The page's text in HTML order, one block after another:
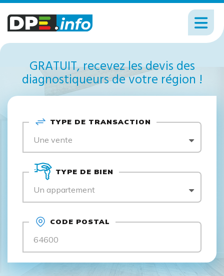
GRATUIT, recevez les devis des
diagnostiqueurs de votre région !
TYPE DE TRANSACTION
Une vente
TYPE DE BIEN
Un appartement
CODE POSTAL